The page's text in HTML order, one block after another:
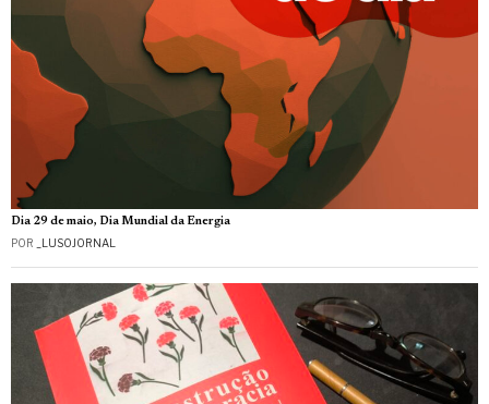
Dia 29 de maio, Dia Mundial da Energia
POR _LUSOJORNAL